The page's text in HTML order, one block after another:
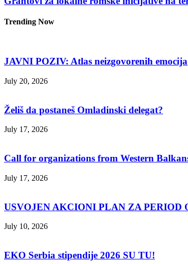
Trending Now
JAVNI POZIV: Atlas neizgovorenih emocija
July 20, 2026
Želiš da postaneš Omladinski delegat?
July 17, 2026
Call for organizations from Western
July 17, 2026
USVOJEN AKCIONI PLAN ZA PERIOD
July 10, 2026
EKO Serbia stipendije 2026 SU TU!